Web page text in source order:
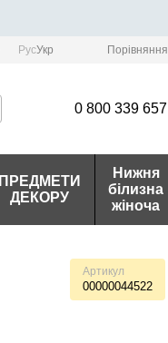
РусУкр Порівняння
0 800 339 657
ПРЕДМЕТИ
ДЕКОРУ
Нижня
білизна
жіноча
Артикул
00000044522